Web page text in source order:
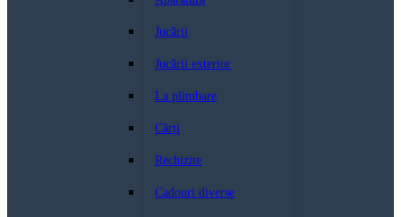
Jucării
Jucării exterior
La plimbare
Cărți
Rechizite
Cadouri diverse